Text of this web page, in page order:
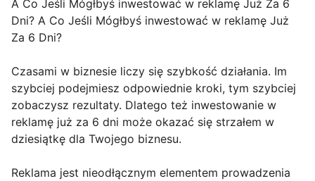
A Co Jeśli Mógłbyś inwestować w reklamę Już Za 6
Dni? A Co Jeśli Mógłbyś inwestować w reklamę Już
Za 6 Dni?
Czasami w biznesie liczy się szybkość działania. Im
szybciej podejmiesz odpowiednie kroki, tym szybciej
zobaczysz rezultaty. Dlatego też inwestowanie w
reklamę już za 6 dni może okazać się strzałem w
dziesiątkę dla Twojego biznesu.
Reklama jest nieodłącznym elementem prowadzenia